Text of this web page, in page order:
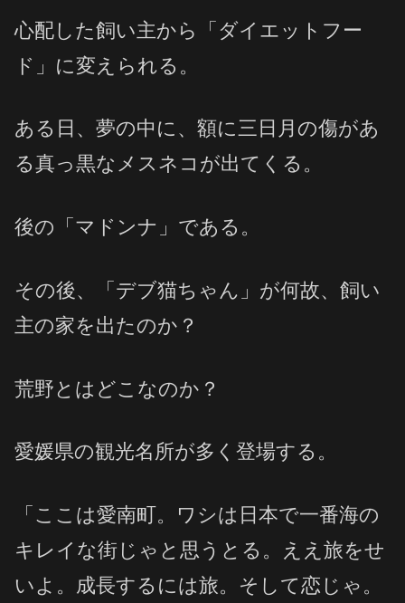
心配した飼い主から「ダイエットフー
ド」に変えられる。
ある日、夢の中に、額に三日月の傷があ
る真っ黒なメスネコが出てくる。
後の「マドンナ」である。
その後、「デブ猫ちゃん」が何故、飼い
主の家を出たのか？
荒野とはどこなのか？
愛媛県の観光名所が多く登場する。
「ここは愛南町。ワシは日本で一番海の
キレイな街じゃと思うとる。ええ旅をせ
いよ。成長するには旅。そして恋じゃ。